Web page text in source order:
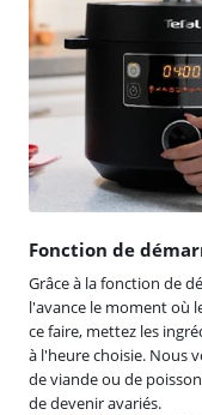
Fonction de
Grâce à la fonction de
l'avance le moment où
ce faire, mettez les
à l'heure choisie. Nous
de viande ou de
de devenir avariés.